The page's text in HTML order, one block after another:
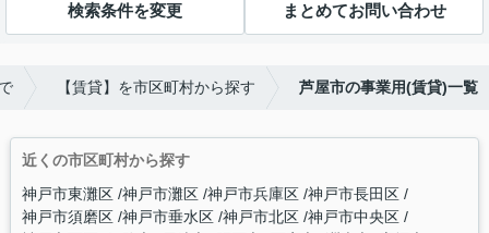
検索条件を変更 まとめてお問い合わせ
【賃貸】を市区町村から探す 芦屋市の事業用(賃貸)一覧
近くの市区町村から探す
神戸市東灘区 神戸市灘区 神戸市兵庫区 神戸市長田区
神戸市須磨区 神戸市垂水区 神戸市北区 神戸市中央区